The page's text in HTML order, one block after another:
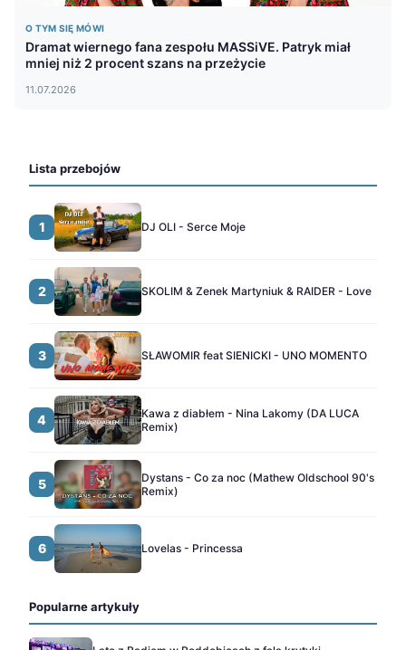
O TYM SIĘ MÓWI
Dramat wiernego fana zespołu MASSiVE. Patryk miał
mniej niż 2 procent szans na przeżycie
11.07.2026
Lista przebojów
1 DJ OLI - Serce Moje
2 SKOLIM & Zenek Martyniuk & RAIDER - Love
3 SŁAWOMIR feat SIENICKI - UNO MOMENTO
4
Kawa z diabłem - Nina Lakomy (DA LUCA
Remix)
5
Dystans - Co za noc (Mathew Oldschool 90's
Remix)
6 Lovelas - Princessa
Popularne artykuły